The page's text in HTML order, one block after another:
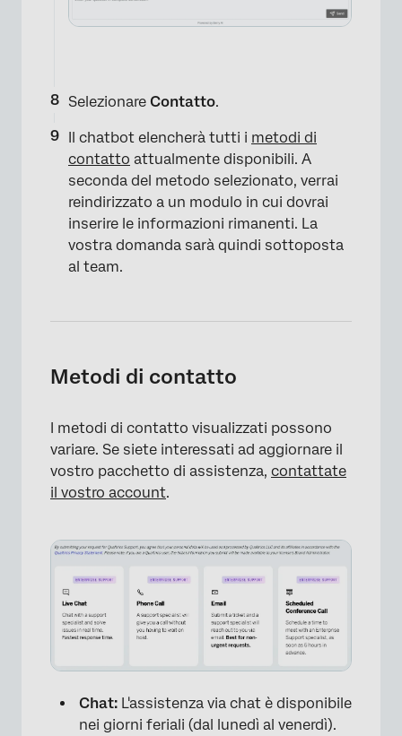
×
×
Selezionare Contatto.
Il chatbot elencherà tutti i metodi di
contatto attualmente disponibili. A
seconda del metodo selezionato, verrai
reindirizzato a un modulo in cui dovrai
inserire le informazioni rimanenti. La
vostra domanda sarà quindi sottoposta
al team.
Metodi di contatto
I metodi di contatto visualizzati possono
variare. Se siete interessati ad aggiornare il
vostro pacchetto di assistenza, contattate
il vostro account.
Chat: L'assistenza via chat è disponibile
nei giorni feriali (dal lunedì al venerdì).